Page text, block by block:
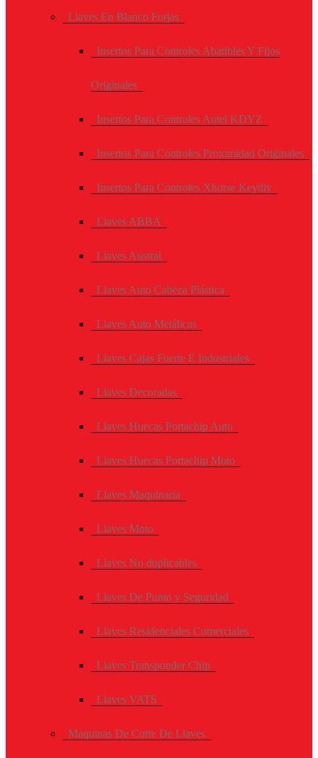
Llaves En Blanco Forjas
Insertos Para Controles Abatibles Y Fijos
Originales
Insertos Para Controles Autel KDYZ
Insertos Para Controles Proximidad Originales
Insertos Para Controles Xhorse Keydiy
Llaves ABBA
Llaves Austral
Llaves Auto Cabeza Plástica
Llaves Auto Metálicas
Llaves Cajas Fuerte E Industriales
Llaves Decoradas
Llaves Huecas Portachip Auto
Llaves Huecas Portachip Moto
Llaves Maquinaria
Llaves Moto
Llaves No duplicables
Llaves De Punto y Seguridad
Llaves Residenciales Comerciales
Llaves Transponder Chip
Llaves VATS
Maquinas De Corte De Llaves